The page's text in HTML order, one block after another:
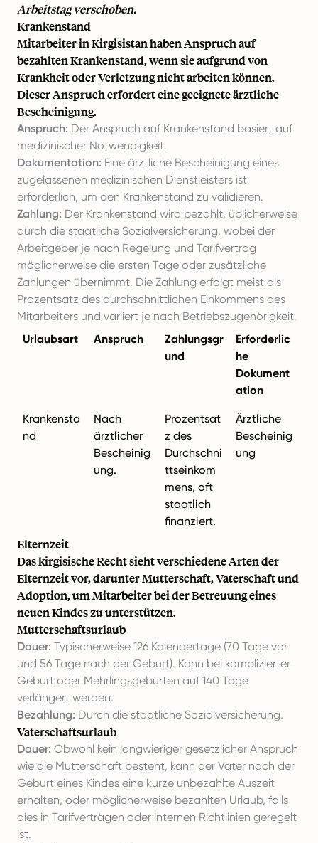
Arbeitstag verschoben.
Krankenstand
Mitarbeiter in Kirgisistan haben Anspruch auf
bezahlten Krankenstand, wenn sie aufgrund von
Krankheit oder Verletzung nicht arbeiten können.
Dieser Anspruch erfordert eine geeignete ärztliche
Bescheinigung.
Anspruch: Der Anspruch auf Krankenstand basiert auf
medizinischer Notwendigkeit.
Dokumentation: Eine ärztliche Bescheinigung eines
zugelassenen medizinischen Dienstleisters ist
erforderlich, um den Krankenstand zu validieren.
Zahlung: Der Krankenstand wird bezahlt, üblicherweise
durch die staatliche Sozialversicherung, wobei der
Arbeitgeber je nach Regelung und Tarifvertrag
möglicherweise die ersten Tage oder zusätzliche
Zahlungen übernimmt. Die Zahlung erfolgt meist als
Prozentsatz des durchschnittlichen Einkommens des
Mitarbeiters und variiert je nach Betriebszugehörigkeit.
Urlaubsart
Anspruch
Zahlungsgr
und
Erforderlic
he
Dokument
ation
Krankensta
nd
Nach
ärztlicher
Bescheinig
ung.
Prozentsat
z des
Durchschni
ttseinkom
mens, oft
staatlich
finanziert.
Ärztliche
Bescheinig
ung
Elternzeit
Das kirgisische Recht sieht verschiedene Arten der
Elternzeit vor, darunter Mutterschaft, Vaterschaft und
Adoption, um Mitarbeiter bei der Betreuung eines
neuen Kindes zu unterstützen.
Mutterschaftsurlaub
Dauer: Typischerweise 126 Kalendertage (70 Tage vor
und 56 Tage nach der Geburt). Kann bei komplizierter
Geburt oder Mehrlingsgeburten auf 140 Tage
verlängert werden.
Bezahlung: Durch die staatliche Sozialversicherung.
Vaterschaftsurlaub
Dauer: Obwohl kein langwieriger gesetzlicher Anspruch
wie die Mutterschaft besteht, kann der Vater nach der
Geburt eines Kindes eine kurze unbezahlte Auszeit
erhalten, oder möglicherweise bezahlten Urlaub, falls
dies in Tarifverträgen oder internen Richtlinien geregelt
ist.